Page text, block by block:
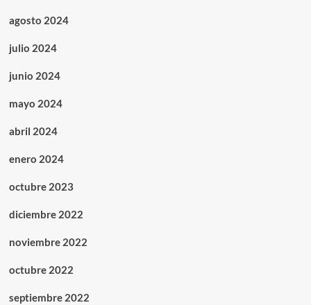
agosto 2024
julio 2024
junio 2024
mayo 2024
abril 2024
enero 2024
octubre 2023
diciembre 2022
noviembre 2022
octubre 2022
septiembre 2022